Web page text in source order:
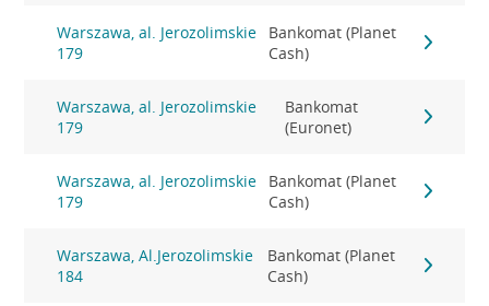
Warszawa, al. Jerozolimskie
179
Bankomat (Planet
Cash)
Warszawa, al. Jerozolimskie
179
Bankomat
(Euronet)
Warszawa, al. Jerozolimskie
179
Bankomat (Planet
Cash)
Warszawa, Al.Jerozolimskie
184
Bankomat (Planet
Cash)